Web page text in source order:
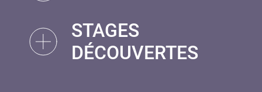
STAGES
DÉCOUVERTES